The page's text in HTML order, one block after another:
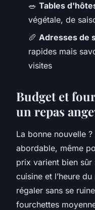
🥗 Tables
végétale, de
🥖 Adresses de
rapides mais
visites
Budget et
un repas
La bonne nouvelle
abordable, même
prix varient bien
cuisine et l’heure
régaler sans se
fourchettes